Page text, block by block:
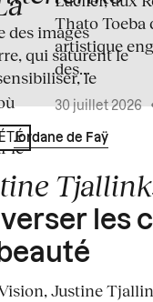
le
des images
qui saturent le
le
Jordane de Faÿ
les
Justine
Thato Toeba
artistique
des...
30 juillet 2026